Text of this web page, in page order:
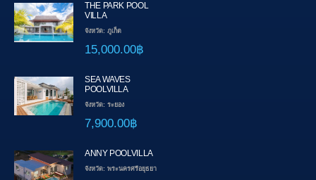
THE PARK POOL
VILLA
จังหวัด: ภูเก็ต
15,000.00฿
SEA WAVES
POOLVILLA
จังหวัด: ระยอง
7,900.00฿
ANNY POOLVILLA
จังหวัด: พระนครศรีอยุธยา